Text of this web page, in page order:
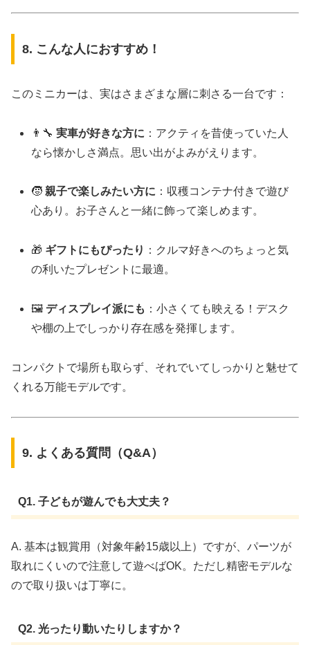
8. こんな人におすすめ！
このミニカーは、実はさまざまな層に刺さる一台です：
👨‍🔧実車が好きな方に ：アクティを昔使っていた人
なら懐かしさ満点。思い出がよみがえります。
🧒親子で楽しみたい方に ：収穫コンテナ付きで遊び
心あり。お子さんと一緒に飾って楽しめます。
🎁 ギフトにもぴったり ：クルマ好きへのちょっと気
の利いたプレゼントに最適。
🖼️ ディスプレイ派にも ：小さくても映える！デスク
や棚の上でしっかり存在感を発揮します。
コンパクトで場所も取らず、それでいてしっかりと魅せて
くれる万能モデルです。
9. よくある質問（Q&A）
Q1. 子どもが遊んでも大丈夫？
A. 基本は観賞用（対象年齢15歳以上）ですが、パーツが
取れにくいので注意して遊べばOK。ただし精密モデルな
ので取り扱いは丁寧に。
Q2. 光ったり動いたりしますか？